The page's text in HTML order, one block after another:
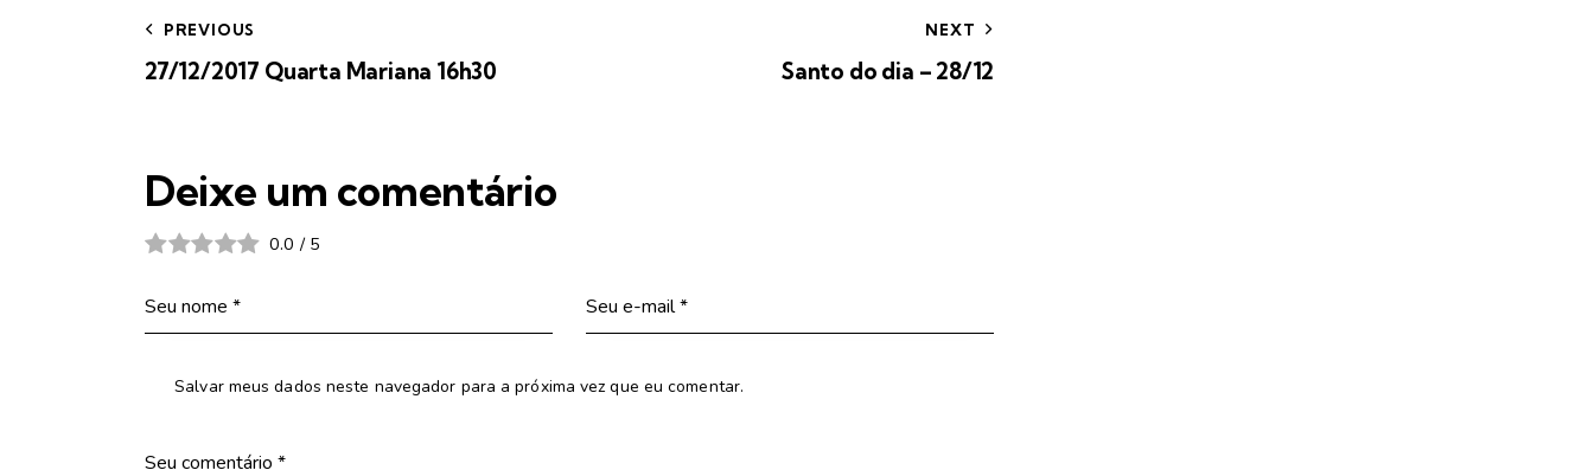
PREVIOUS
27/12/2017 Quarta Mariana 16h30
NEXT
Santo do dia – 28/12
Deixe um comentário
0.0 / 5
Salvar meus dados neste navegador para a próxima vez que eu comentar.